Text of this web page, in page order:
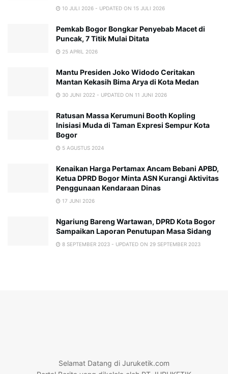
10 JULI 2026 - UPDATED ON 15 JULI 2026
Pemkab Bogor Bongkar Penyebab Macet di
Puncak, 7 Titik Mulai Ditata
25 APRIL 2026
Mantu Presiden Joko Widodo Ceritakan
Mantan Kekasih Bima Arya di Kota Medan
30 JUNI 2022 - UPDATED ON 11 JUNI 2026
Ratusan Massa Kerumuni Booth Kopling
Inisiasi Muda di Taman Expresi Sempur Kota
Bogor
5 AGUSTUS 2024
Kenaikan Harga Pertamax Ancam Bebani APBD,
Ketua DPRD Bogor Minta ASN Kurangi Aktivitas
Penggunaan Kendaraan Dinas
17 JUNI 2026
Ngariung Bareng Wartawan, DPRD Kota Bogor
Sampaikan Laporan Penutupan Masa Sidang
8 SEPTEMBER 2023 - UPDATED ON 29 SEPTEMBER 2023
Selamat Datang di Juruketik.com